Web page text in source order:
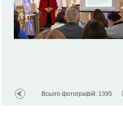
Всього фотографій: 1395